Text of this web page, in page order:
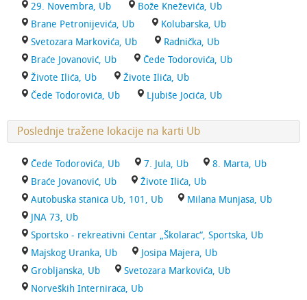
29. Novembra, Ub
Bože Kneževića, Ub
Brane Petronijevića, Ub
Kolubarska, Ub
Svetozara Markovića, Ub
Radnička, Ub
Braće Jovanović, Ub
Čede Todorovića, Ub
Živote Ilića, Ub
Živote Ilića, Ub
Čede Todorovića, Ub
Ljubiše Jocića, Ub
Poslednje tražene lokacije na karti Ub
Čede Todorovića, Ub 7. Jula, Ub
8. Marta, Ub
Braće Jovanović, Ub
Živote Ilića, Ub
Autobuska stanica Ub, 101, Ub
Milana Munjasa, Ub
JNA 73, Ub
Sportsko - rekreativni Centar „Školarac“, Sportska, Ub
Majskog Uranka, Ub
Josipa Majera, Ub
Grobljanska, Ub
Svetozara Markovića, Ub
Norveških Interniraca, Ub